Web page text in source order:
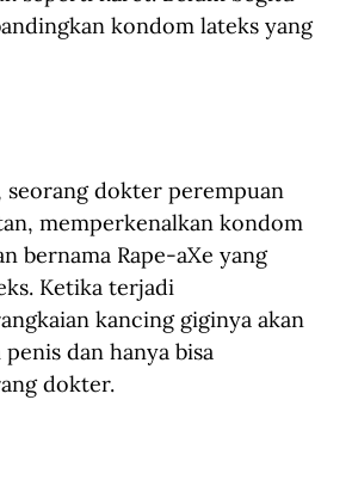
kondom lateks yang
seorang dokter perempuan
memperkenalkan kondom
bernama Rape-aXe yang
Ketika terjadi
kancing giginya akan
dan hanya bisa
dokter.